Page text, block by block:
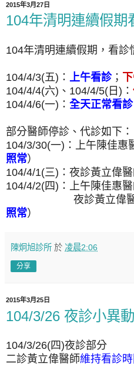
2015年3月27日
104年清明連續假期
104年清明連續假期，看診
104/4/3(五)： 上午看診 ；
104/4/4(六)、104/4/5(日)：
104/4/6(一)： 全天正常看診
部分醫師停診、代診如下：
104/3/30(一)：上午陳佳惠
照常）
104/4/1(三)：夜診黃立偉
104/4/2(四)：上午陳佳惠
夜診黃立偉醫
照常）
陳炯旭診所 於 凌晨2:06
分享
2015年3月25日
104/3/26 夜診小異動
104/3/26(四)夜診部分
二診黃立偉醫師維持看診